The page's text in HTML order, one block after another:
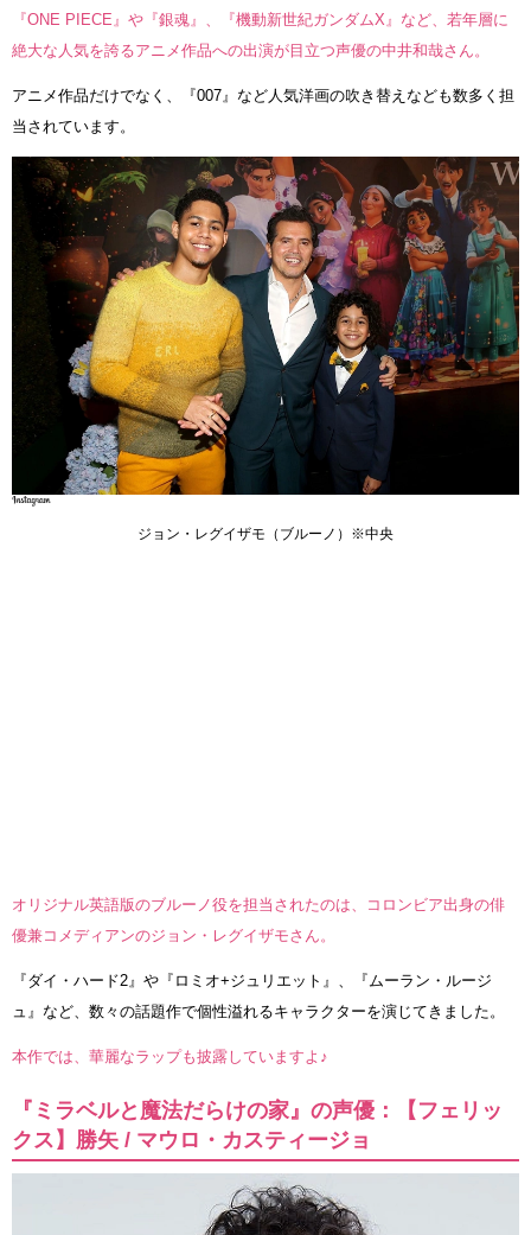
『ONE PIECE』や『銀魂』、『機動新世紀ガンダムX』など、若年層に
絶大な人気を誇るアニメ作品への出演が目立つ声優の中井和哉さん。
アニメ作品だけでなく、『007』など人気洋画の吹き替えなども数多く担
当されています。
ジョン・レグイザモ（ブルーノ）※中央
オリジナル英語版のブルーノ役を担当されたのは、コロンビア出身の俳
優兼コメディアンのジョン・レグイザモさん。
『ダイ・ハード2』や『ロミオ+ジュリエット』、『ムーラン・ルージ
ュ』など、数々の話題作で個性溢れるキャラクターを演じてきました。
本作では、華麗なラップも披露していますよ♪
『ミラベルと魔法だらけの家』の声優：【フェリッ
クス】勝矢 / マウロ・カスティージョ